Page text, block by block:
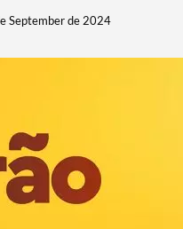
September de 2024